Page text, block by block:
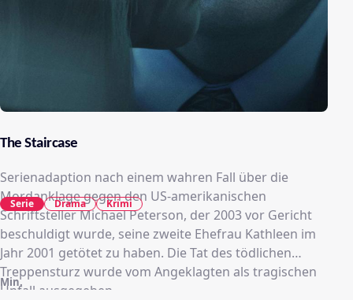
The Staircase
Serienadaption nach einem wahren Fall über die
Mordanklage gegen den US-amerikanischen
Schriftsteller Michael Peterson, der 2003 vor Gericht
beschuldigt wurde, seine zweite Ehefrau Kathleen im
Jahr 2001 getötet zu haben. Die Tat des tödlichen
Treppensturz wurde vom Angeklagten als tragischen
Unfall ausgegeben.
Min.
Serie Drama Krimi